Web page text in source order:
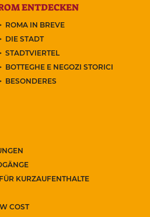
ENTDECKEN
ROMA IN BREVE
DIE STADT
STADTVIERTEL
BOTTEGHE E NEGOZI STORICI
BESONDERES
KURZAUFENTHALTE
COST